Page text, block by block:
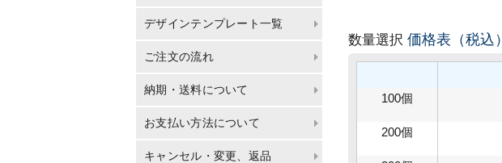
デザインテンプレート一覧
ご注文の流れ
納期・送料について
お支払い方法について
キャンセル・変更、返品
数量選択 価格表（税込）
100個
200個